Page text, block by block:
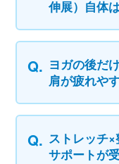
伸展）自体
ヨガの後だ
肩が疲れや
ストレッチ
サポートが